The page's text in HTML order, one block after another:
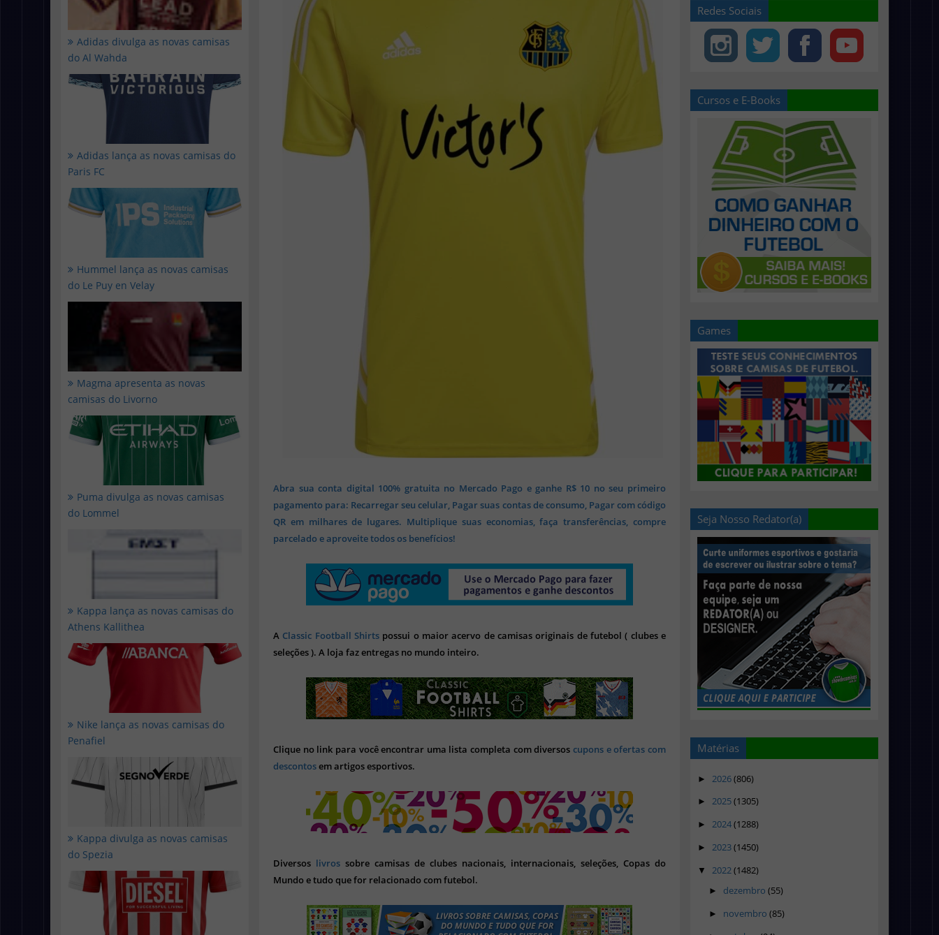
Adidas divulga as novas camisas
do Al Wahda
Adidas lança as novas camisas do
Paris FC
Hummel lança as novas camisas
do Le Puy en Velay
Magma apresenta as novas
camisas do Livorno
Puma divulga as novas camisas
do Lommel
Kappa lança as novas camisas do
Athens Kallithea
Nike lança as novas camisas do
Penafiel
Kappa divulga as novas camisas
do Spezia
Abra sua conta digital 100% gratuita no Mercado Pago e ganhe R$ 10 no seu primeiro
pagamento para: Recarregar seu celular, Pagar suas contas de consumo, Pagar com código
QR em milhares de lugares. Multiplique suas economias, faça transferências, compre
parcelado e aproveite todos os benefícios!
A Classic Football Shirts possui o maior acervo de camisas originais de futebol ( clubes e
seleções ). A loja faz entregas no mundo inteiro.
Clique no link para você encontrar uma lista completa com diversoscupons e ofertas com
descontosem artigos esportivos.
Diversos livros sobre camisas de clubes nacionais, internacionais, seleções, Copas do
Mundo e tudo que for relacionado com futebol.
Redes Sociais
Cursos e E-Books
Games
Seja Nosso Redator(a)
Matérias
► 2026(806)
► 2025(1305)
► 2024(1288)
► 2023(1450)
▼ 2022(1482)
► dezembro (55)
► novembro (85)